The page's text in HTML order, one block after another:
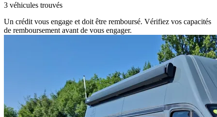
3 véhicules trouvés
Un crédit vous engage et doit être remboursé. Vérifiez vos capacités
de remboursement avant de vous engager.